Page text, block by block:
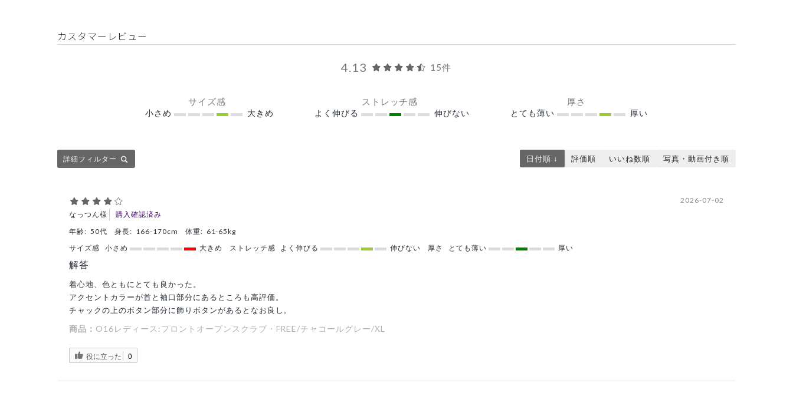
カスタマーレビュー
4.13 15件
サイズ感
小さめ 大きめ
ストレッチ感
よく伸びる 伸びない
厚さ
とても薄い 厚い
詳細フィルター 日付順 ↓ 評価順 いいね数順 写真・動画付き順
なっつん様 購入確認済み
2026-07-02
年齢: 50代 身長: 166-170cm 体重: 61-65kg
サイズ感
小さめ 大きめ ストレッチ感 よく伸びる 伸びない 厚さ とても薄い 厚い
解答
着心地、色ともにとても良かった。
アクセントカラーが首と袖口部分にあるところも高評価。
チャックの上のボタン部分に飾りボタンがあるとなお良し。
商品： O16レディース:フロントオープンスクラブ・FREE/チャコールグレー/XL
役に立った 0